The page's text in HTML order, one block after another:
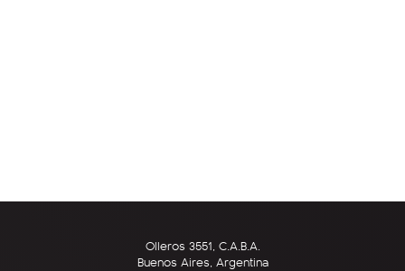
Olleros 3551, C.A.B.A.
Buenos Aires, Argentina